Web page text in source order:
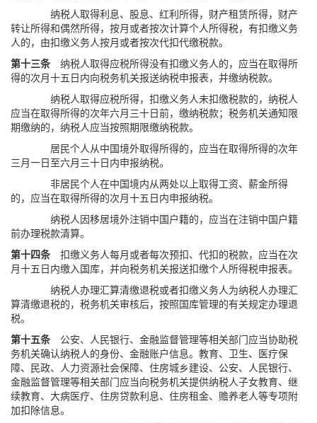
纳税人取得利息、股息、红利所得，财产租赁所得，财产
转让所得和偶然所得，按月或者按次计算个人所得税，有扣缴义务
人的，由扣缴义务人按月或者按次代扣代缴税款。
第十三条 纳税人取得应税所得没有扣缴义务人的，应当在取得所
得的次月十五日内向税务机关报送纳税申报表，并缴纳税款。
纳税人取得应税所得，扣缴义务人未扣缴税款的，纳税人
应当在取得所得的次年六月三十日前，缴纳税款；税务机关通知限
期缴纳的，纳税人应当按照期限缴纳税款。
居民个人从中国境外取得所得的，应当在取得所得的次年
三月一日至六月三十日内申报纳税。
非居民个人在中国境内从两处以上取得工资、薪金所得
的，应当在取得所得的次月十五日内申报纳税。
纳税人因移居境外注销中国户籍的，应当在注销中国户籍
前办理税款清算。
第十四条 扣缴义务人每月或者每次预扣、代扣的税款，应当在次
月十五日内缴入国库，并向税务机关报送扣缴个人所得税申报表。
纳税人办理汇算清缴退税或者扣缴义务人为纳税人办理汇
算清缴退税的，税务机关审核后，按照国库管理的有关规定办理退
税。
第十五条 公安、人民银行、金融监督管理等相关部门应当协助税
务机关确认纳税人的身份、金融账户信息。教育、卫生、医疗保
障、民政、人力资源社会保障、住房城乡建设、公安、人民银行、
金融监督管理等相关部门应当向税务机关提供纳税人子女教育、继
续教育、大病医疗、住房贷款利息、住房租金、赡养老人等专项附
加扣除信息。